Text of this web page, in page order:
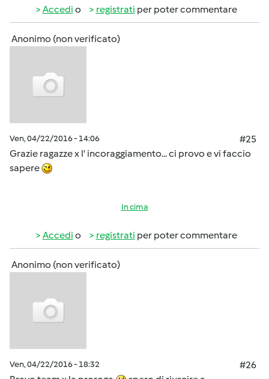
Accedi o registrati per poter commentare
Anonimo (non verificato)
Ven, 04/22/2016 - 14:06
#25
Grazie ragazze x l' incoraggiamento... ci provo e vi faccio
sapere
In cima
Accedi o registrati per poter commentare
Anonimo (non verificato)
Ven, 04/22/2016 - 18:32
#26